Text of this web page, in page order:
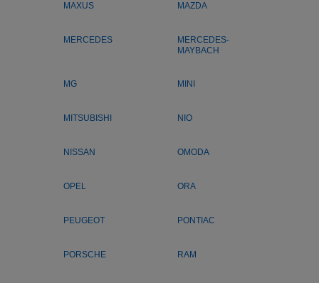
MAXUS MAZDA
MERCEDES
MERCEDES-
MAYBACH
MG MINI
MITSUBISHI NIO
NISSAN OMODA
OPEL ORA
PEUGEOT PONTIAC
PORSCHE RAM